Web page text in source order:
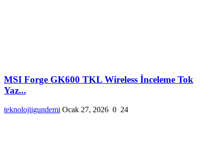
MSI Forge GK600 TKL Wireless İnceleme Tok
Yaz...
teknolojiigundemi Ocak 27, 2026 0 24